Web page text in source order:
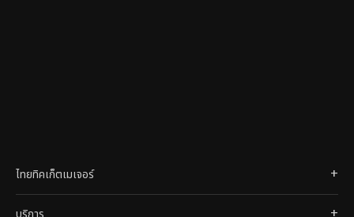
ไทยทิคเก็ตเมเจอร์